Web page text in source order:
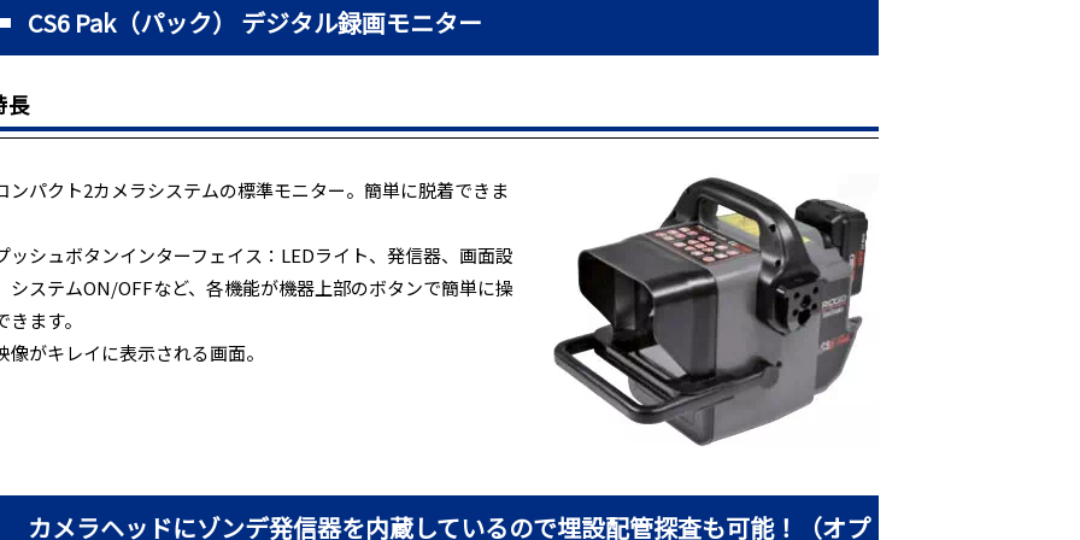
CS6 Pak（パック） デジタル録画モニター
長
パクト2カメラシステムの標準モニター。簡単に脱着できま
シュボタンインターフェイス：LEDライト、発信器、画面設
システムON/OFFなど、各機能が機器上部のボタンで簡単に操
きます。
がキレイに表示される画面。
カメラヘッドにゾンデ発信器を内蔵しているので埋設配管探査も可能！（オプ